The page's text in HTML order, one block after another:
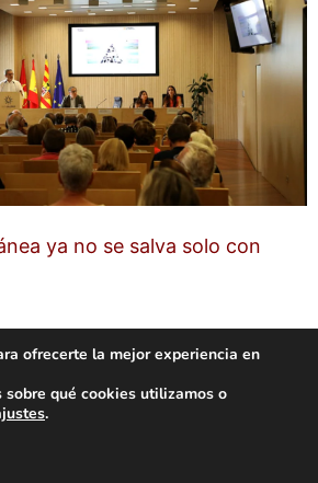
ya no se salva solo con
web Zaragoza
ofrecerte la mejor experiencia en
sobre qué cookies utilizamos o
.